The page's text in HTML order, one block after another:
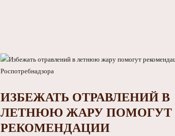
ИЗБЕЖАТЬ ОТРАВЛЕНИЙ В
ЛЕТНЮЮ ЖАРУ ПОМОГУТ
РЕКОМЕНДАЦИИ